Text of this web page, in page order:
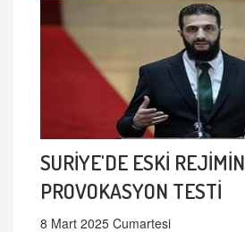
SURİYE'DE ESKİ REJİMİN
PROVOKASYON TESTİ
8 Mart 2025 Cumartesi